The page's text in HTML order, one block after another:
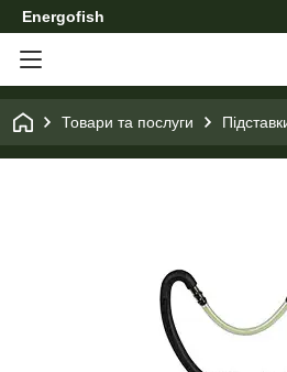
Energofish
Товари та послуги